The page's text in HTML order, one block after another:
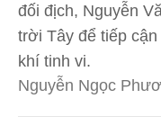
đối địch, Nguyễn
trời Tây để tiếp
khí tinh vi.
Nguyễn Ngọc